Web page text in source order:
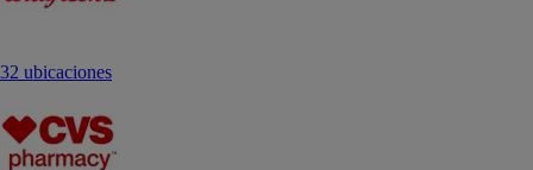
32 ubicaciones